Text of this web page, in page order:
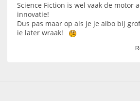
Science Fiction is wel vaak de motor
innovatie!
Dus pas maar op als je je aibo bij
ie later wraak!